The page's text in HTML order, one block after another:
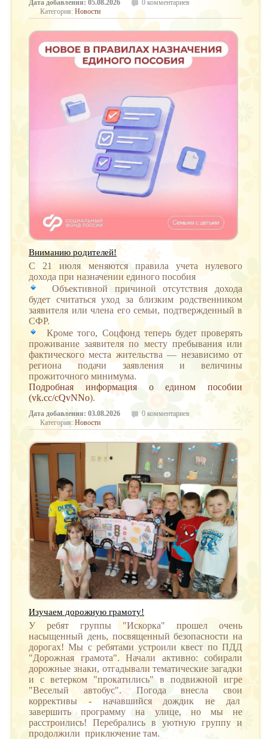
Дата добавления: 05.08.2026
0 комментариев
Категория: Новости
Вниманию родителей!
C 21 июля меняются правила учета нулевого
дохода при назначении единого пособия
️ Объективной причиной отсутствия дохода
будет считаться уход за близким родственником
заявителя или члена его семьи, подтвержденный в
СФР.
️ Кроме того, Соцфонд теперь будет проверять
проживание заявителя по месту пребывания или
фактического места жительства — независимо от
региона подачи заявления и величины
прожиточного минимума.
Подробная информация о едином пособии
(vk.cc/cQvNNo).
Дата добавления: 03.08.2026
0 комментариев
Категория: Новости
Изучаем дорожную грамоту!
У ребят группы "Искорка" прошел очень
насыщенный день, посвященный безопасности на
дорогах! Мы с ребятами устроили квест по ПДД
"Дорожная грамота". Начали активно: собирали
дорожные знаки, отгадывали тематические загадки
и с ветерком "прокатились" в подвижной игре
"Веселый автобус". Погода внесла свои
коррективы - начавшийся дождик не дал
завершить программу на улице, но мы не
расстроились! Перебрались в уютную группу и
продолжили приключение там.